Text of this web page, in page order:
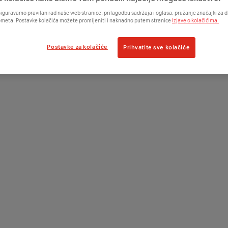
pravilan rad naše web stranice, prilagodbu sadržaja i oglasa, pružanje značajki za
Postavke kolačića možete promijeniti i naknadno putem stranice Izjave o kolačićima.
Postavke za kolačiće Prihvatite sve kolačiće